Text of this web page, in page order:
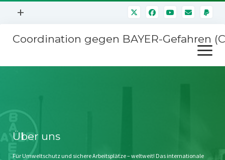
Menü
+
Mitmachen
Kontakt
Impressum
Störfälle
Coordination gegen BAYER-Gefahren
Menü
öffnen
Stichwort BAYER
Jahrestagung
Über uns
Für Umweltschutz und sichere Arbeitsplätze – weltweit! Das internationale